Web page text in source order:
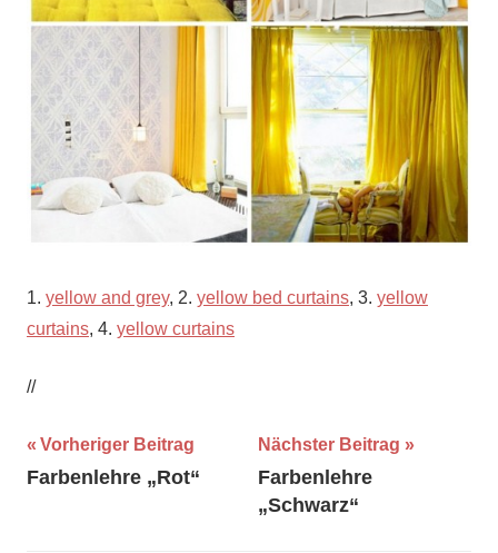
1. yellow and grey, 2. yellow bed curtains, 3. yellow
curtains, 4. yellow curtains
//
Beitragsnavigation
Vorheriger Beitrag
Farbenlehre „Rot“
Nächster Beitrag
Farbenlehre
„Schwarz“